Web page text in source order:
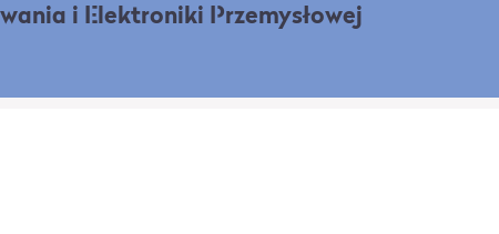
i Elektroniki Przemysłowej